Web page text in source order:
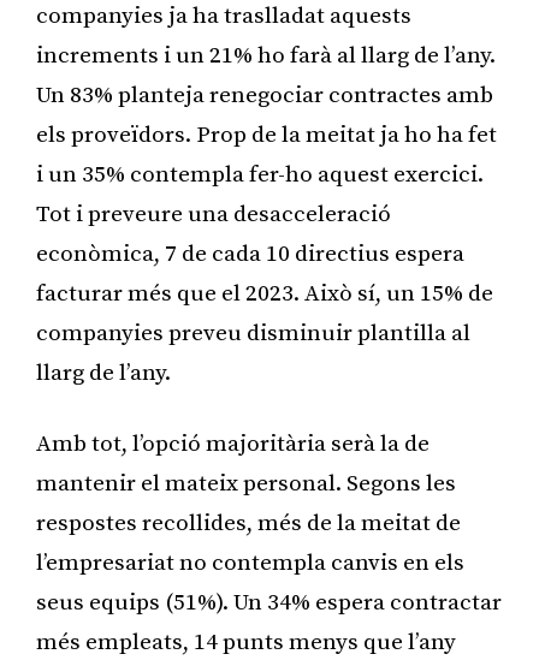
companyies ja ha traslladat aquests
increments i un 21% ho farà al llarg de l’any.
Un 83% planteja renegociar contractes amb
els proveïdors. Prop de la meitat ja ho ha fet
i un 35% contempla fer-ho aquest exercici.
Tot i preveure una desacceleració
econòmica, 7 de cada 10 directius espera
facturar més que el 2023. Això sí, un 15% de
companyies preveu disminuir plantilla al
llarg de l’any.
Amb tot, l’opció majoritària serà la de
mantenir el mateix personal. Segons les
respostes recollides, més de la meitat de
l’empresariat no contempla canvis en els
seus equips (51%). Un 34% espera contractar
més empleats, 14 punts menys que l’any